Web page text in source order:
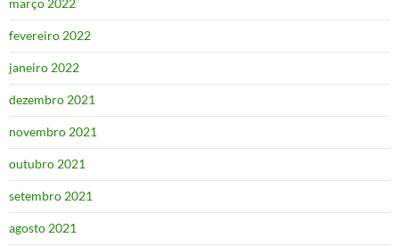
março 2022
fevereiro 2022
janeiro 2022
dezembro 2021
novembro 2021
outubro 2021
setembro 2021
agosto 2021